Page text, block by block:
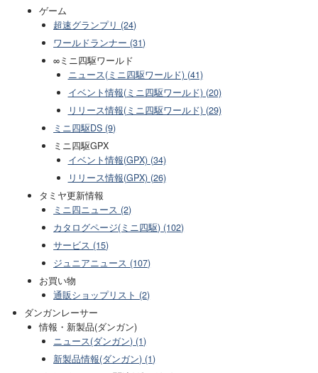
ゲーム
超速グランプリ (24)
ワールドランナー (31)
∞ミニ四駆ワールド
ニュース(ミニ四駆ワールド) (41)
イベント情報(ミニ四駆ワールド) (20)
リリース情報(ミニ四駆ワールド) (29)
ミニ四駆DS (9)
ミニ四駆GPX
イベント情報(GPX) (34)
リリース情報(GPX) (26)
タミヤ更新情報
ミニ四ニュース (2)
カタログページ(ミニ四駆) (102)
サービス (15)
ジュニアニュース (107)
お買い物
通販ショップリスト (2)
ダンガンレーサー
情報・新製品(ダンガン)
ニュース(ダンガン) (1)
新製品情報(ダンガン) (1)